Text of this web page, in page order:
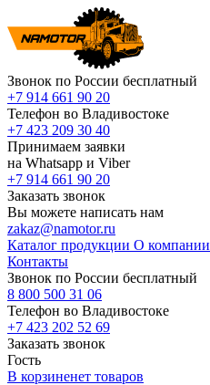
Звонок по России бесплатный
+7 914 661 90 20
Телефон во Владивостоке
+7 423 209 30 40
Принимаем заявки
на Whatsapp и Viber
+7 914 661 90 20
Заказать звонок
Вы можете написать нам
zakaz@namotor.ru
Каталог продукции О компании
Контакты
Звонок по России бесплатный
8 800 500 31 06
Телефон во Владивостоке
+7 423 202 52 69
Заказать звонок
Гость
В корзиненет товаров